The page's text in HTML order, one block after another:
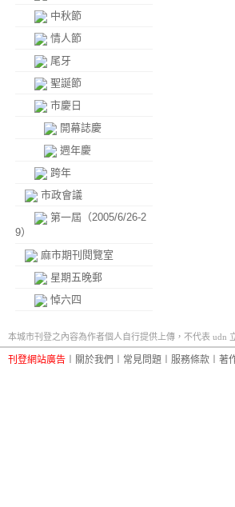
中秋節
情人節
尾牙
聖誕節
市慶日
開幕誌慶
週年慶
跨年
市政會議
第一屆（2005/6/26-2
9）
麻市期刊閱覽室
星期五晚郵
悼六四
本城市刊登之內容為作者個人自行提供上傳，不代表 udn
刊登網站廣告 關於我們 常見問題 服務條款 著